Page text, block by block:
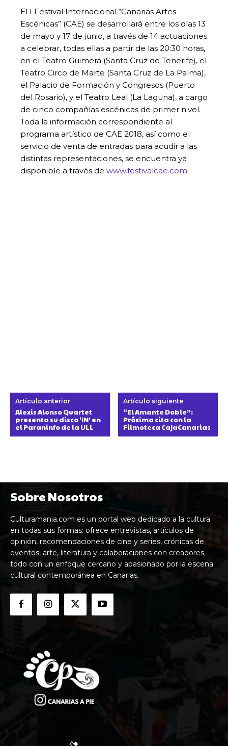
El I Festival Internacional “Canarias Artes
Escénicas” (CAE) se desarrollará entre los días 13
de mayo y 17 de junio, a través de 14 actuaciones
a celebrar, todas ellas a partir de las 20:30 horas,
en el Teatro Guimerá (Santa Cruz de Tenerife), el
Teatro Circo de Marte (Santa Cruz de La Palma),
el Palacio de Formación y Congresos (Puerto
del Rosario), y el Teatro Leal (La Laguna), a cargo
de cinco compañías escénicas de primer nivel.
Toda la información correspondiente al
programa artístico de CAE 2018, así como el
servicio de venta de entradas para acudir a las
distintas representaciones, se encuentra ya
disponible a través de www.festivalcae.com
Artículo anterior
Alexis Alonso Quartet
presenta su disco ‘IN’ en
el Paraninfo de la ULL
Artículo siguiente
“El Amante Doble”:
Próxima cita con la
Filmoteca CajaCanarias
Sobre Nosotros
Culturamania.com es un portal web dedicado a la cultura
en todas sus formas: ofrece entrevistas, artículos de
opinión, recomendaciones de cine y series, crónicas de
eventos, arte, literatura y colaboraciones con creadores,
todo con un enfoque cercano y apasionado por la escena
cultural contemporánea en Canarias.